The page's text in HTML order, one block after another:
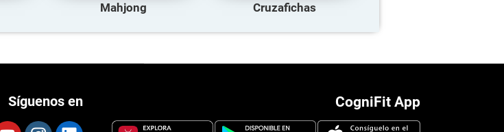
Mahjong Cruzafichas
CogniFit App
Síguenos en